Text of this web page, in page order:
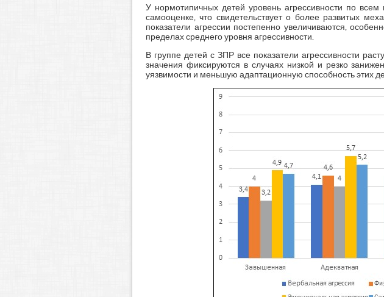
У нормотипичных детей уровень агрессивности по
самооценке, что свидетельствует о более развитых
показатели агрессии постепенно увеличиваются,
пределах среднего уровня агрессивности.
В группе детей с ЗПР все показатели агрессивности
значения фиксируются в случаях низкой и резко
уязвимости и меньшую адаптационную способность этих